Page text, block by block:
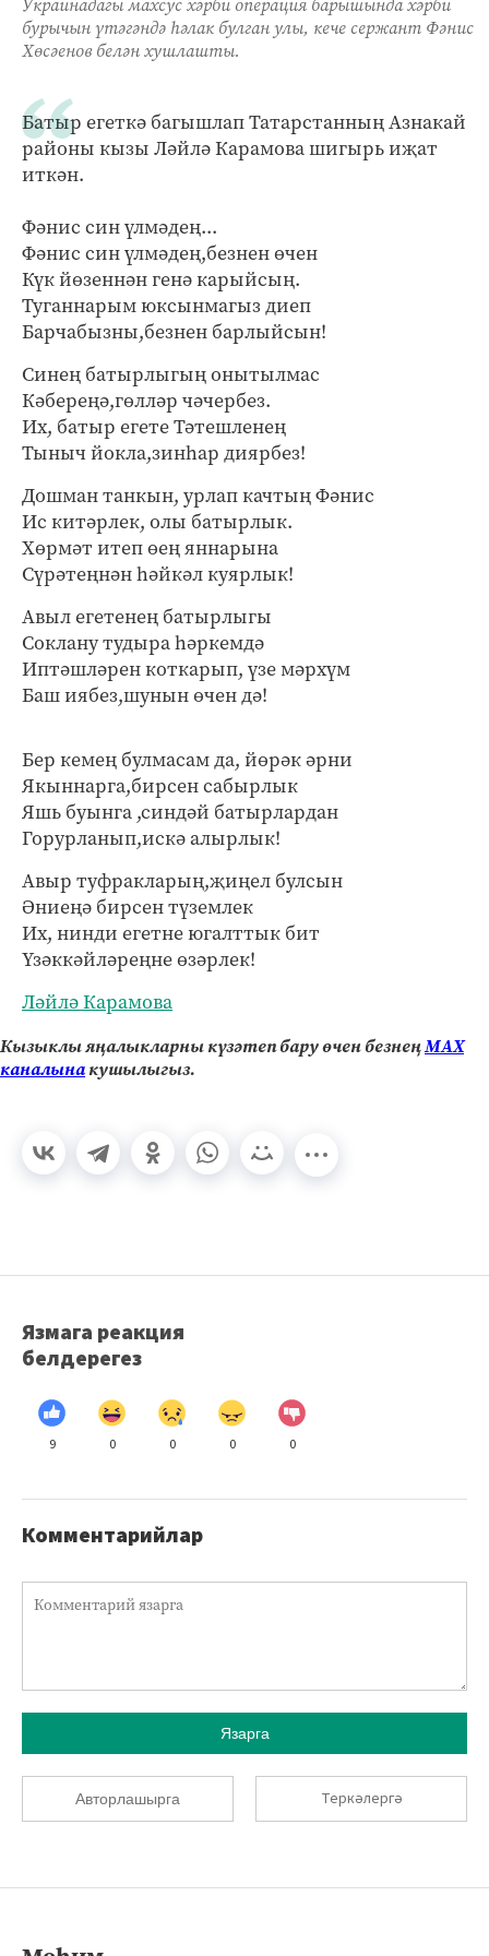
Украинадагы махсус хәрби операция барышында хәрби
бурычын үтәгәндә һәлак булган улы, кече сержант Фәнис
Хөсәенов белән хушлашты.
Батыр егеткә багышлап Татарстанның Азнакай
районы кызы Ләйлә Карамова шигырь иҗат
иткән.
Фәнис син үлмәдең...
Фәнис син үлмәдең,безнен өчен
Күк йөзеннән генә карыйсың.
Туганнарым юксынмагыз диеп
Барчабызны,безнен барлыйсын!
Синең батырлыгың онытылмас
Кәбереңә,гөлләр чәчербез.
Их, батыр егете Тәтешленең
Тыныч йокла,зинһар диярбез!
Дошман танкын, урлап качтың Фәнис
Ис китәрлек, олы батырлык.
Хөрмәт итеп өең яннарына
Сүрәтеңнән һәйкәл куярлык!
Авыл егетенең батырлыгы
Соклану тудыра һәркемдә
Иптәшләрен коткарып, үзе мәрхүм
Баш иябез,шунын өчен дә!
Бер кемең булмасам да, йөрәк әрни
Якыннарга,бирсен сабырлык
Яшь буынга ,синдәй батырлардан
Горурланып,искә алырлык!
Авыр туфракларың,җиңел булсын
Әниеңә бирсен түземлек
Их, нинди егетне югалттык бит
Үзәккәйләреңне өзәрлек!
Ләйлә Карамова
Кызыклы яңалыкларны күзәтеп бару өчен безнеңМАХ
каналынакушылыгыз.
Язмага реакция
белдерегез
9 0 0 0 0
Комментарийлар
Язарга
Авторлашырга Теркәлергә